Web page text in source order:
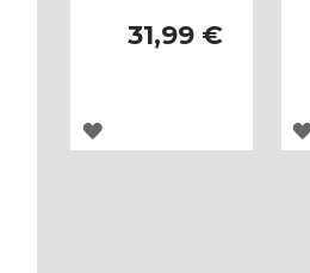
31,99 €
AGREGAR